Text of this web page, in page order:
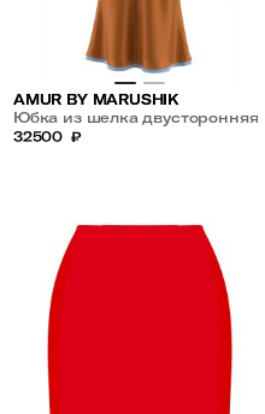
AMUR BY MARUSHIK
Юбка из шелка двусторонняя
32500 ₽